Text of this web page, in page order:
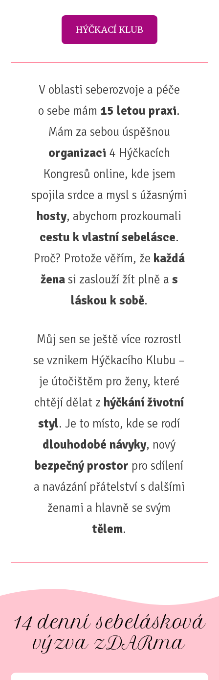
HÝČKACÍ KLUB
V oblasti seberozvoje a péče
o sebe mám 15 letou praxi.
Mám za sebou úspěšnou
organizaci 4 Hýčkacích
Kongresů online, kde jsem
spojila srdce a mysl s úžasnými
hosty, abychom prozkoumali
cestu k vlastní sebelásce.
Proč? Protože věřím, že každá
ženasi zaslouží žít plně a s
láskou k sobě.
Můj sen se ještě více rozrostl
se vznikem Hýčkacího Klubu –
je útočištěm pro ženy, které
chtějí dělat z hýčkání životní
styl. Je to místo, kde se rodí
dlouhodobé návyky, nový
bezpečný prostor pro sdílení
a navázání přátelství s dalšími
ženami a hlavně se svým
tělem.
14 denní sebelásková
výzva zDARma